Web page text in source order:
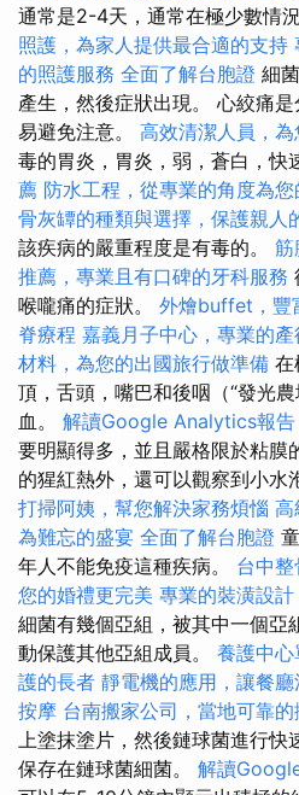
通常是2-4天，通常在極少數情
照護，為家人提供最合適的支持
的照護服務 全面了解台胞證 細
產生，然後症狀出現。 心絞痛
易避免注意。 高效清潔人員，
毒的胃炎，胃炎，弱，蒼白，快
薦 防水工程，從專業的角度為
骨灰罈的種類與選擇，保護親人
該疾病的嚴重程度是有毒的。 筋
推薦，專業且有口碑的牙科服務
喉嚨痛的症狀。 外燴buffet，豐
脊療程 嘉義月子中心，專業的
材料，為您的出國旅行做準備 在
頂，舌頭，嘴巴和後咽（“發光
血。 解讀Google Analytics報告
要明顯得多，並且嚴格限於粘膜
的猩紅熱外，還可以觀察到小水
打掃阿姨，幫您解決家務煩惱 高
為難忘的盛宴 全面了解台胞證
年人不能免疫這種疾病。 台中
您的婚禮更完美 專業的裝潢設
細菌有幾個亞組，被其中一個亞
動保護其他亞組成員。 養護中
護的長者 靜電機的應用，讓餐
按摩 台南搬家公司，當地可靠
上塗抹塗片，然後鏈球菌進行快
保存在鏈球菌細菌。 解讀